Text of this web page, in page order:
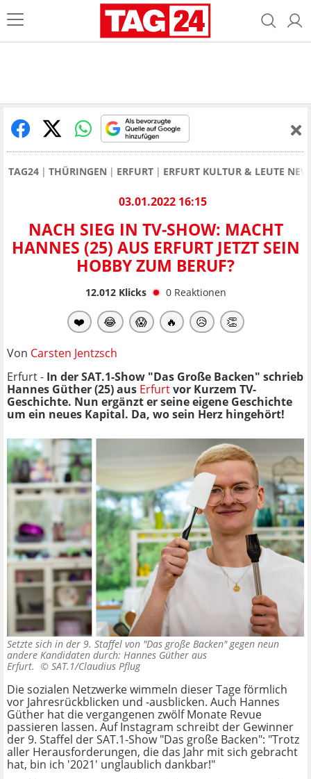
TAG24 THÜRINGEN ERFURT ERFURT KULTUR & LEUTE
03.01.2022 16:15
NACH SIEG IN TV-SHOW: MACHT
HANNES (25) AUS ERFURT JETZT SEIN
HOBBY ZUM BERUF?
12.012Klicks 0 Reaktionen
❤️ 😂 😱 🔥 😥 👏
Von Carsten Jentzsch
Erfurt - In der SAT.1-Show "Das Große Backen" schrieb
Hannes Güther (25) aus Erfurtvor Kurzem TV-
Geschichte. Nun ergänzt er seine eigene Geschichte
um ein neues Kapital. Da, wo sein Herz hingehört!
Setzte sich in der 9. Staffel von "Das große Backen" gegen neun
andere Kandidaten durch: Hannes Güther aus
Erfurt. © SAT.1/Claudius Pflug
Die sozialen Netzwerke wimmeln dieser Tage förmlich
vor Jahresrückblicken und -ausblicken. Auch Hannes
Güther hat die vergangenen zwölf Monate Revue
passieren lassen. Auf Instagram schreibt der Gewinner
der 9. Staffel der SAT.1-Show "Das große Backen": "Trotz
aller Herausforderungen, die das Jahr mit sich gebracht
hat, bin ich '2021' unglaublich dankbar!"